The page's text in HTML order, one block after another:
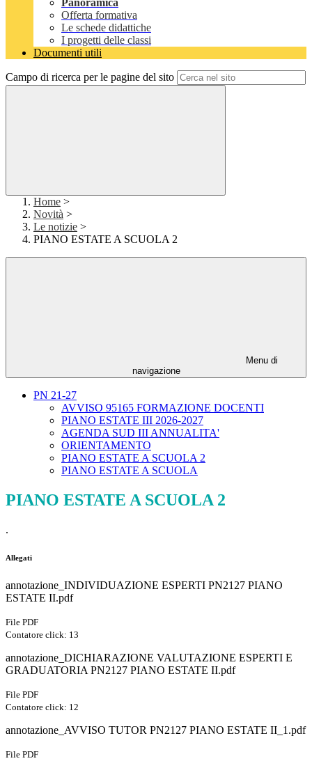
Panoramica
Offerta formativa
Le schede didattiche
I progetti delle classi
Documenti utili
Campo di ricerca per le pagine del sito
Home >
Novità >
Le notizie >
PIANO ESTATE A SCUOLA 2
Menu di
navigazione
PN 21-27
AVVISO 95165 FORMAZIONE DOCENTI
PIANO ESTATE III 2026-2027
AGENDA SUD III ANNUALITA'
ORIENTAMENTO
PIANO ESTATE A SCUOLA 2
PIANO ESTATE A SCUOLA
PIANO ESTATE A SCUOLA 2
.
Allegati
annotazione_INDIVIDUAZIONE ESPERTI PN2127 PIANO
ESTATE II.pdf
File PDF
Contatore click: 13
annotazione_DICHIARAZIONE VALUTAZIONE ESPERTI E
GRADUATORIA PN2127 PIANO ESTATE II.pdf
File PDF
Contatore click: 12
annotazione_AVVISO TUTOR PN2127 PIANO ESTATE II_1.pdf
File PDF